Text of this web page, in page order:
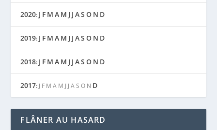
2020: J F M A M J J AS O N D
2019: J F M A M J J AS O N D
2018: J F M A M J J AS O N D
2017: J F M A M J J A S O N D
FLÂNER AU HASARD